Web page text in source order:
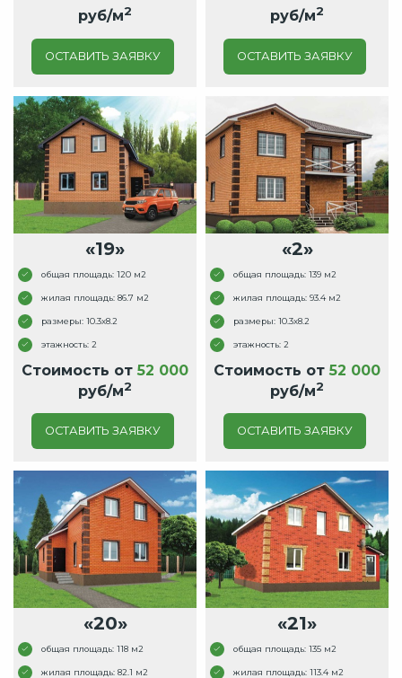
руб/м2
ОСТАВИТЬ ЗАЯВКУ
руб/м2
ОСТАВИТЬ ЗАЯВКУ
«19»
общая площадь: 120 м2
жилая площадь: 86.7 м2
размеры: 10.3x8.2
этажность: 2
Стоимость от 52 000
руб/м2
ОСТАВИТЬ ЗАЯВКУ
«2»
общая площадь: 139 м2
жилая площадь: 93.4 м2
размеры: 10.3x8.2
этажность: 2
Стоимость от 52 000
руб/м2
ОСТАВИТЬ ЗАЯВКУ
«20»
общая площадь: 118 м2
жилая площадь: 82.1 м2
«21»
общая площадь: 135 м2
жилая площадь: 113.4 м2